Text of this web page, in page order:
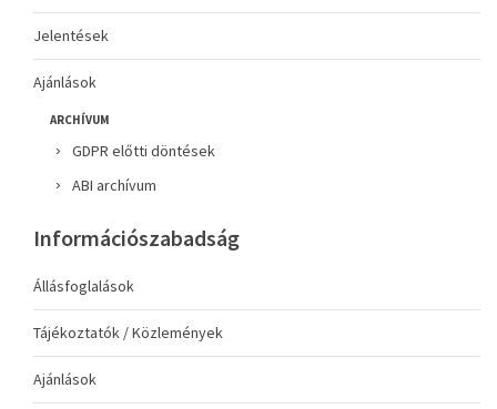
Jelentések
Ajánlások
ARCHÍVUM
GDPR előtti döntések
ABI archívum
Információszabadság
Állásfoglalások
Tájékoztatók / Közlemények
Ajánlások